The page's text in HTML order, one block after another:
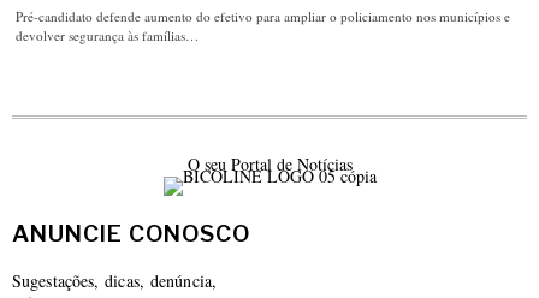
Pré-candidato defende aumento do efetivo para ampliar o policiamento nos municípios e
devolver segurança às famílias…
O seu Portal de Notícias
ANUNCIE CONOSCO
Sugestações, dicas, denúncia,